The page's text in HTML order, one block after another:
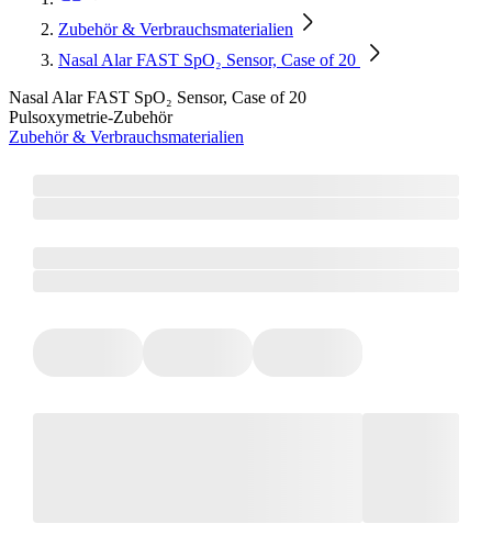
Zubehör & Verbrauchsmaterialien
Nasal Alar FAST SpO₂ Sensor, Case of 20
Nasal Alar FAST SpO₂ Sensor, Case of 20
Pulsoxymetrie-Zubehör
Zubehör & Verbrauchsmaterialien